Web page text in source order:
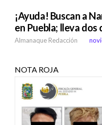
¡Ayuda! Buscan a
en Puebla; lleva dos
Almanaque Redacción
NOTA ROJA